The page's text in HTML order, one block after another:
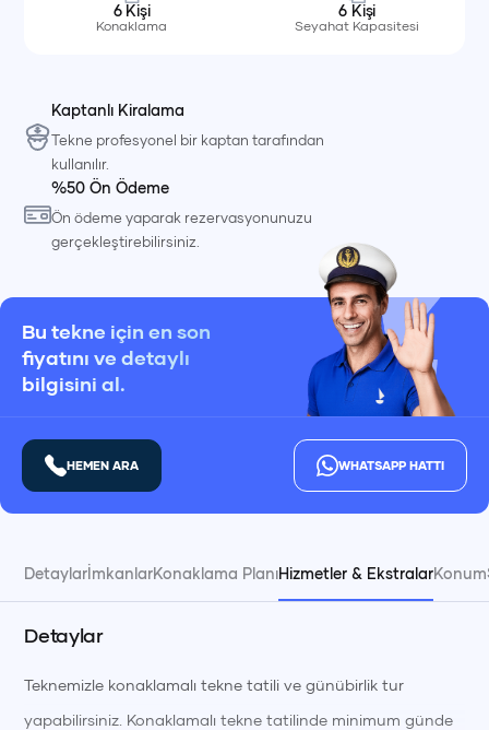
6 Kişi
Konaklama
6 Kişi
Seyahat Kapasitesi
Kaptanlı Kiralama
Tekne profesyonel bir kaptan tarafından
kullanılır.
%50 Ön Ödeme
Ön ödeme yaparak rezervasyonunuzu
gerçekleştirebilirsiniz.
Bu tekne için en son
fiyatını ve detaylı
bilgisini al.
HEMEN ARA WHATSAPP HATTI
DetaylarİmkanlarKonaklama PlanıHizmetler & EkstralarKonum
Detaylar
Teknemizle konaklamalı tekne tatili ve günübirlik tur
yapabilirsiniz. Konaklamalı tekne tatilinde minimum günde